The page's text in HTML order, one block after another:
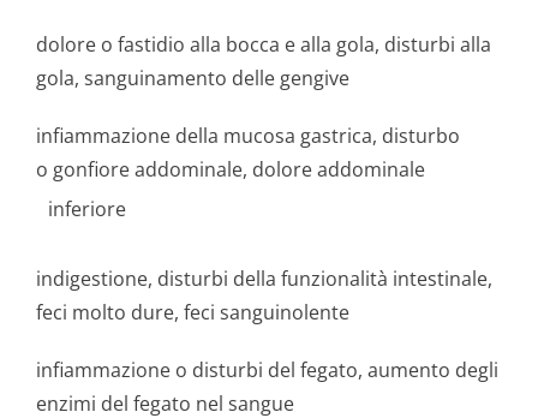
dolore o fastidio alla bocca e alla gola, disturbi alla
gola, sanguinamento delle gengive
infiammazione della mucosa gastrica, disturbo
o gonfiore addominale, dolore addominale
inferiore
indigestione, disturbi della funzionalità intestinale,
feci molto dure, feci sanguinolente
infiammazione o disturbi del fegato, aumento degli
enzimi del fegato nel sangue